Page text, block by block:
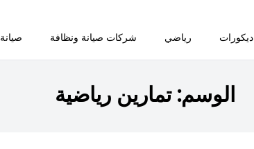
ديكورات رياضي شركات صيانة ونظافة صيانة
الوسم:تمارين رياضية